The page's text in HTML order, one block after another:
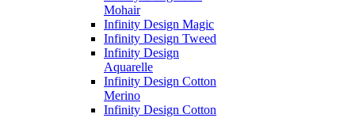
Mohair
Infinity Design Magic
Infinity Design Tweed
Infinity Design
Aquarelle
Infinity Design Cotton
Merino
Infinity Design Cotton